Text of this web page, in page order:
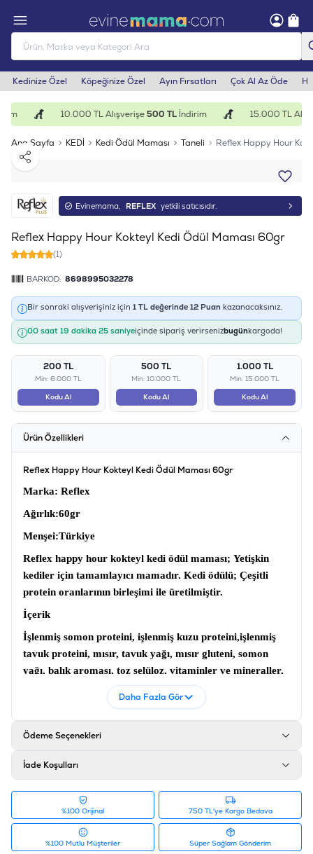
Kedinize Özel Köpeğinize Özel Ayın Fırsatları Çok Al Az Öde
10.000 TL Alışverişe500 TLİndirim 15.000 TL
Ana Sayfa KEDİ Kedi Ödül Maması Taneli
Reflex Happy Hour
Paylaş
Evinemama, REFLEX yetkili satıcısıdır.
Reflex Happy Hour Kokteyl Kedi Ödül Maması 60gr
(1)
BARKOD: 8698995032278
Bir sonraki alışverişiniz için 1 TL değerinde 12 Puan kazanacaksınız.
00 saat 19 dakika 25 saniyeiçinde sipariş verirsenizbugünkargoda!
200 TL
Min: 6.000 TL
Kodu Al
500 TL
Min: 10.000 TL
Kodu Al
1.000 TL
Min: 15.000 TL
Kodu Al
Ürün Özellikleri
Reflex Happy Hour Kokteyl Kedi Ödül Maması 60gr
Marka: Reflex
Ağırlık:60gr
Menşei:Türkiye
Reflex happy hour kokteyl kedi ödül maması; Yetişkin
kediler için tamamlayıcı mamadır. Kedi ödülü; Çeşitli
protein oranlarının birleşimi ile üretilmiştir.
İçerik
İşlenmiş somon proteini, işlenmiş kuzu proteini,işlenmiş
tavuk proteini, mısır, tavuk yağı, mısır gluteni, somon
yağı, balık aroması, toz selüloz, vitaminler ve mineraller,
bira mayası, tuz, yaban mersini, keten tohumu, kızılcık,
yucca schidigera, ksilooligosakkarit (XOS), Taurin,
koruyucular ve antioksidanlar
Katkı maddeleri
Demir, iyot, bakır, manganez, çinko, selenyum, vitamin A,
vitamin D3, Vitamin E, Vitamin C, Vitamin B1, B2, B3
(Niasin), B6, B12, B7 (Biotin), B9 (Folik asit), Vitamin K3,
Kolin, Kalsiyum pantotenat
Analiz
Daha Fazla Gör
Ödeme Seçenekleri
İade Koşulları
%100 Orijinal 750 TL'ye Kargo Bedava
%100 Mutlu Müşteriler Süper Sağlam Gönderim